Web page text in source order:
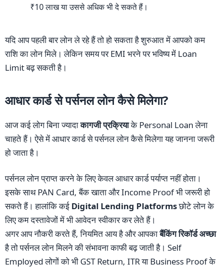
₹10 लाख या उससे अधिक भी दे सकते हैं।
यदि आप पहली बार लोन ले रहे हैं तो हो सकता है शुरुआत में आपको कम
राशि का लोन मिले। लेकिन समय पर EMI भरने पर भविष्य में Loan
Limit बढ़ सकती है।
आधार कार्ड से पर्सनल लोन कैसे मिलेगा?
आज कई लोग बिना ज्यादाकागजी प्रक्रियाके Personal Loan लेना
चाहते हैं। ऐसे में आधार कार्ड से पर्सनल लोन कैसे मिलेगा यह जानना जरूरी
हो जाता है।
पर्सनल लोन प्राप्त करने के लिए केवल आधार कार्ड पर्याप्त नहीं होता।
इसके साथ PAN Card, बैंक खाता और Income Proof भी जरूरी हो
सकते हैं। हालांकि कई Digital Lending Platformsछोटे लोन के
लिए कम दस्तावेजों में भी आवेदन स्वीकार कर लेते हैं।
अगर आप नौकरी करते हैं, नियमित आय है और आपकाबैंकिंग रिकॉर्ड अच्छा
है तो पर्सनल लोन मिलने की संभावना काफी बढ़ जाती है। Self
Employed लोगों को भी GST Return, ITR या Business Proof के